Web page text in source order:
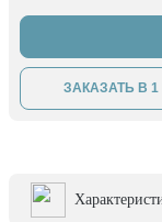
ЗАКАЗАТЬ В 1